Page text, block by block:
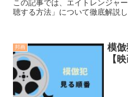
この記事では、エイトレンジャ
聴する方法」について徹底解説し
邦画
模
【